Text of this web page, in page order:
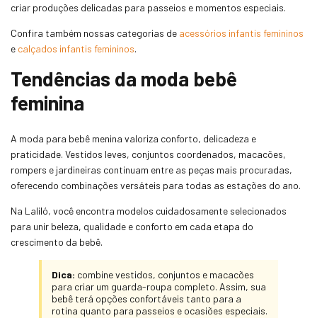
criar produções delicadas para passeios e momentos especiais.
Confira também nossas categorias de acessórios infantis femininos
e calçados infantis femininos.
Tendências da moda bebê
feminina
A moda para bebê menina valoriza conforto, delicadeza e
praticidade. Vestidos leves, conjuntos coordenados, macacões,
rompers e jardineiras continuam entre as peças mais procuradas,
oferecendo combinações versáteis para todas as estações do ano.
Na Laliló, você encontra modelos cuidadosamente selecionados
para unir beleza, qualidade e conforto em cada etapa do
crescimento da bebê.
Dica: combine vestidos, conjuntos e macacões
para criar um guarda-roupa completo. Assim, sua
bebê terá opções confortáveis tanto para a
rotina quanto para passeios e ocasiões especiais.